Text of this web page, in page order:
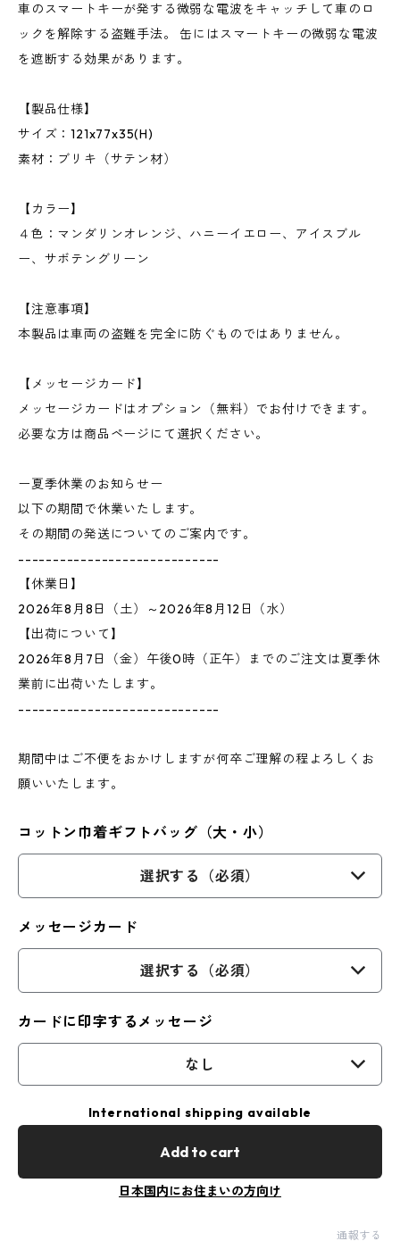
車のスマートキーが発する微弱な電波をキャッチして車のロ
ックを解除する盗難手法。 缶にはスマートキーの微弱な電波
を遮断する効果があります。
【製品仕様】
サイズ：121x77x35(H)
素材：ブリキ（サテン材）
【カラー】
４色：マンダリンオレンジ、ハニーイエロー、アイスブル
ー、サボテングリーン
【注意事項】
本製品は車両の盗難を完全に防ぐものではありません。
【メッセージカード】
メッセージカードはオプション（無料）でお付けできます。
必要な方は商品ページにて選択ください。
ー夏季休業のお知らせー
以下の期間で休業いたします。
その期間の発送についてのご案内です。
-----------------------------
【休業日】
2026年8月8日（土）～2026年8月12日（水）
【出荷について】
2026年8月7日（金）午後0時（正午）までのご注文は夏季休
業前に出荷いたします。
-----------------------------
期間中はご不便をおかけしますが何卒ご理解の程よろしくお
願いいたします。
コットン巾着ギフトバッグ（大・小）
選択する（必須）
メッセージカード
選択する（必須）
カードに印字するメッセージ
なし
International shipping available
Add to cart
日本国内にお住まいの方向け
通報する